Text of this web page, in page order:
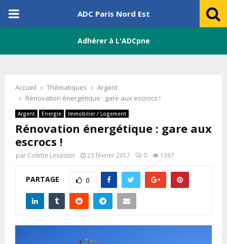
PRIMARY
ADC Paris Nord Est
Adhérer à L'ADCpne
Accueil Thématiques
Argent
Rénovation énergétique : gare aux escrocs !
Argent Energie Immobilier / Logement
Rénovation énergétique : gare aux
escrocs !
par Colette Levassor 23 février 2017 0 1387
PARTAGE 0